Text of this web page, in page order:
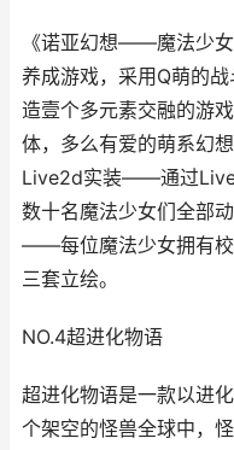
《诺亚幻想——魔法少
养成游戏，采用Q萌的
造壹个多元素交融的游
体，多么有爱的萌系幻
Live2d实装——通过
数十名魔法少女们全部
——每位魔法少女拥有校
三套立绘。
NO.4超进化物语
超进化物语是一款以进
个架空的怪兽全球中，